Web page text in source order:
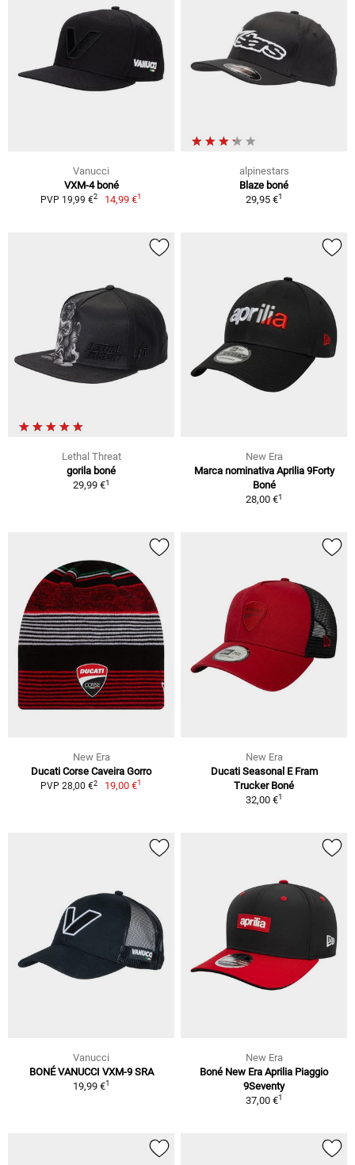
Vanucci
VXM-4 boné
PVP 19,99 €2 14,99 €1
alpinestars
Blaze boné
29,95 €1
Lethal Threat
gorila boné
29,99 €1
New Era
Marca nominativa Aprilia 9Forty
Boné
28,00 €1
New Era
Ducati Corse Caveira Gorro
PVP 28,00 €2 19,00 €1
New Era
Ducati Seasonal E Fram
Trucker Boné
32,00 €1
Vanucci
BONÉ VANUCCI VXM-9 SRA
19,99 €1
New Era
Boné New Era Aprilia Piaggio
9Seventy
37,00 €1